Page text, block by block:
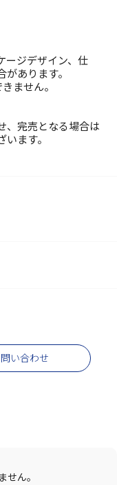
ージデザイン、仕
あります。
ません。
、完売となる場合は
ます。
い合わせ
せん。